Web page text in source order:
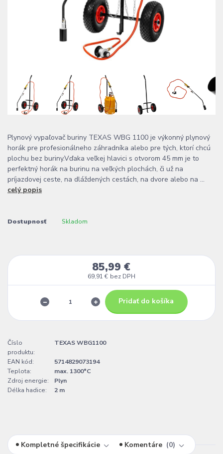
Plynový vypaľovač buriny TEXAS WBG 1100 je výkonný plynový
horák pre profesionálneho záhradníka alebo pre tých, ktorí chcú
plochu bez buriny.Vďaka veľkej hlavici s otvorom 45 mm je to
perfektný horák na burinu na veľkých plochách, či už na
príjazdovej ceste, na dláždených cestách, na dvore alebo na ...
celý popis
Dostupnosť Skladom
85,99 €
69,91 € bez DPH
Pridať do košíka
Číslo
produktu:
TEXAS WBG1100
EAN kód:
5714829073194
Teplota:
max. 1300°C
Zdroj energie:
Plyn
Délka hadice:
2 m
Kompletné špecifikácie Komentáre 0